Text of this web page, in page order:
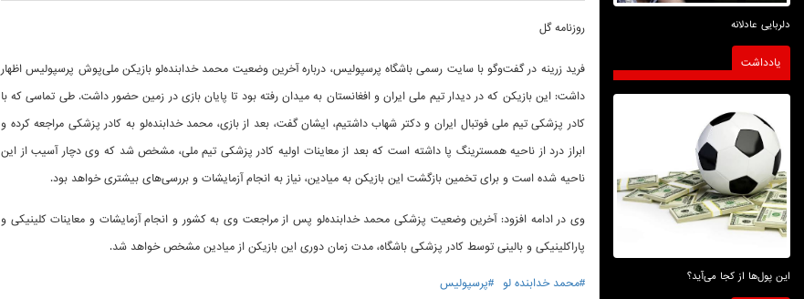
روزنامه گل
فرید زرینه در گفت‌وگو با سایت رسمی باشگاه پرسپولیس، درباره آخرین وضعیت محمد خدابنده‌لو بازیکن ملی‌پوش پرسپولیس اظهار
داشت: این بازیکن که در دیدار تیم ملی ایران و افغانستان به میدان رفته بود تا پایان بازی در زمین حضور داشت. طی تماسی که با
کادر پزشکی تیم ملی فوتبال ایران و دکتر شهاب داشتیم، ایشان گفت، بعد از بازی، محمد خدابنده‌لو به کادر پزشکی مراجعه کرده و
ابراز درد از ناحیه همسترینگ پا داشته است که بعد از معاینات اولیه کادر پزشکی تیم ملی، مشخص شد که وی دچار آسیب از این
ناحیه شده است و برای تخمین بازگشت این بازیکن به میادین، نیاز به انجام آزمایشات و بررسی‌های بیشتری خواهد بود.
وی در ادامه افزود: آخرین وضعیت پزشکی محمد خدابنده‌لو پس از مراجعت وی به کشور و انجام آزمایشات و معاینات کلینیکی و
پاراکلینیکی و بالینی توسط کادر پزشکی باشگاه، مدت زمان دوری این بازیکن از میادین مشخص خواهد شد.
#محمد خدابنده لو #پرسپولیس
دلربایی عادلانه
یادداشت
این پول‌ها از کجا می‌آید؟